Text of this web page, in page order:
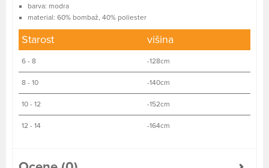
barva: modra
material: 60% bombaž, 40% poliester
Starost višina
6 - 8 -128cm
8 - 10 -140cm
10 - 12 -152cm
12 - 14 -164cm